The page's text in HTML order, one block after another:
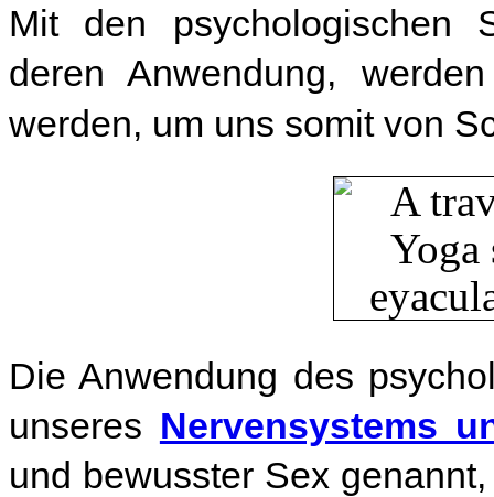
Mit den psychologischen
deren Anwendung,
werden, um uns somit von
Die Anwendung des
unseres Nervensystems
und bewusster Sex